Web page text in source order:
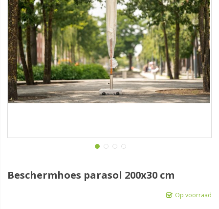
Beschermhoes parasol 200x30 cm
Op voorraad